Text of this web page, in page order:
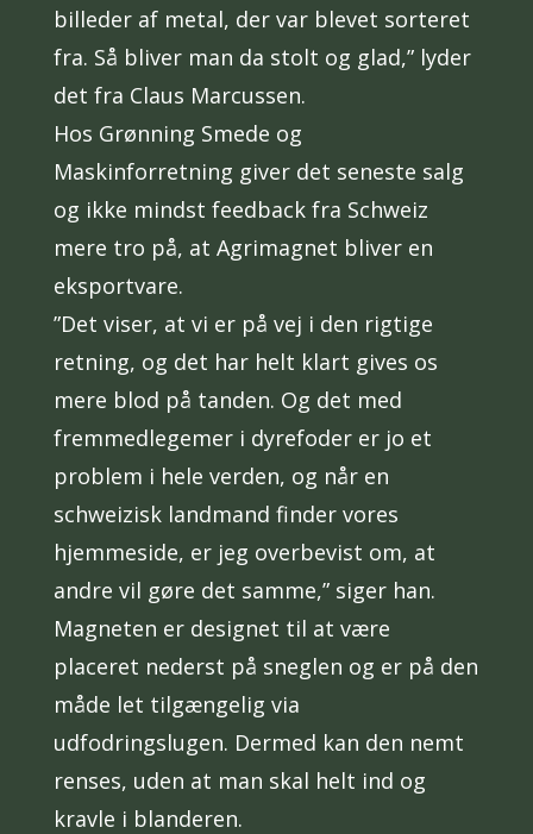
billeder af metal, der var blevet sorteret
fra. Så bliver man da stolt og glad,” lyder
det fra Claus Marcussen.
Hos Grønning Smede og
Maskinforretning giver det seneste salg
og ikke mindst feedback fra Schweiz
mere tro på, at Agrimagnet bliver en
eksportvare.
”Det viser, at vi er på vej i den rigtige
retning, og det har helt klart gives os
mere blod på tanden. Og det med
fremmedlegemer i dyrefoder er jo et
problem i hele verden, og når en
schweizisk landmand finder vores
hjemmeside, er jeg overbevist om, at
andre vil gøre det samme,” siger han.
Magneten er designet til at være
placeret nederst på sneglen og er på den
måde let tilgængelig via
udfodringslugen. Dermed kan den nemt
renses, uden at man skal helt ind og
kravle i blanderen.